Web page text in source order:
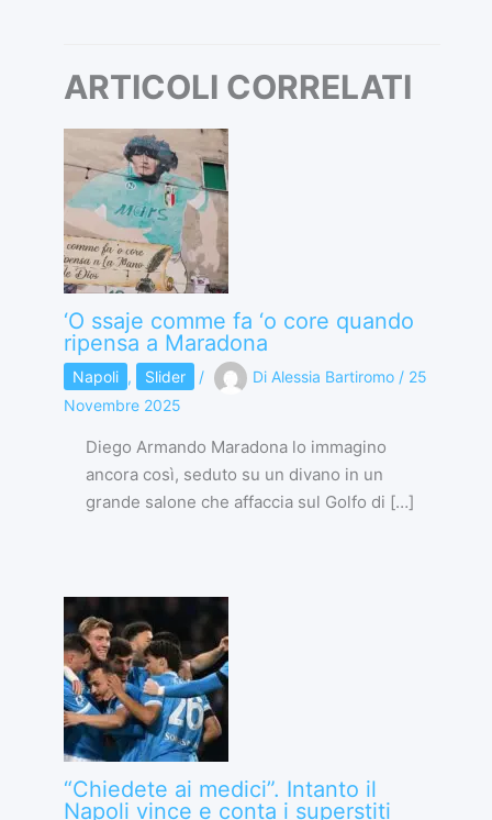
ARTICOLI CORRELATI
‘O ssaje comme fa ‘o core quando
ripensa a Maradona
Napoli , Slider / Di Alessia Bartiromo / 25
Novembre 2025
Diego Armando Maradona lo immagino
ancora così, seduto su un divano in un
grande salone che affaccia sul Golfo di […]
“Chiedete ai medici”. Intanto il
Napoli vince e conta i superstiti